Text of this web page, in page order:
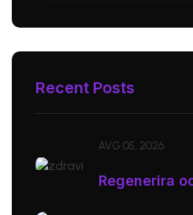
Recent Posts
AVG 05, 2026
Regenerira